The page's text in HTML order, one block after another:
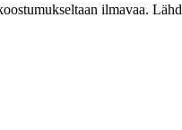
ilmavaa.